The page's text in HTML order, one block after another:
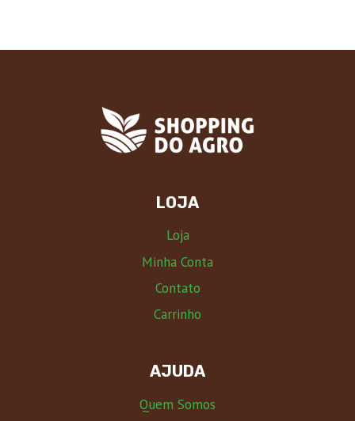
LOJA
Loja
Minha Conta
Contato
Carrinho
AJUDA
Quem Somos